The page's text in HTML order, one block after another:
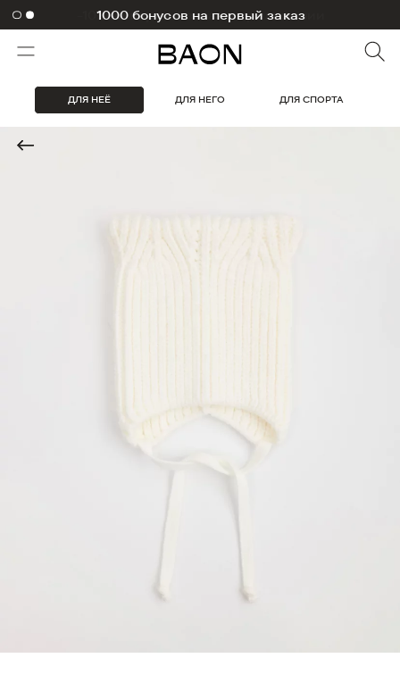
-10% на первый заказ в приложении
ДЛЯ НЕЁ ДЛЯ НЕГО ДЛЯ СПОРТА